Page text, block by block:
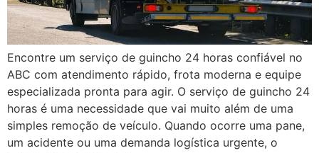
Encontre um serviço de guincho 24 horas confiável no
ABC com atendimento rápido, frota moderna e equipe
especializada pronta para agir. O serviço de guincho 24
horas é uma necessidade que vai muito além de uma
simples remoção de veículo. Quando ocorre uma pane,
um acidente ou uma demanda logística urgente, o